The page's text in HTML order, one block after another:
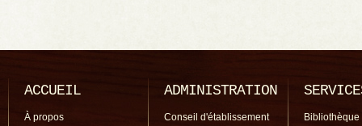
ACCUEIL
À propos
ADMINISTRATION
Conseil d'établissement
Bibliothèque